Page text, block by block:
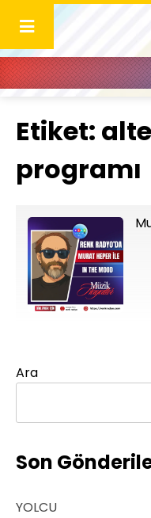
content
Etiket:
programı
Ara
Son
YOLCU